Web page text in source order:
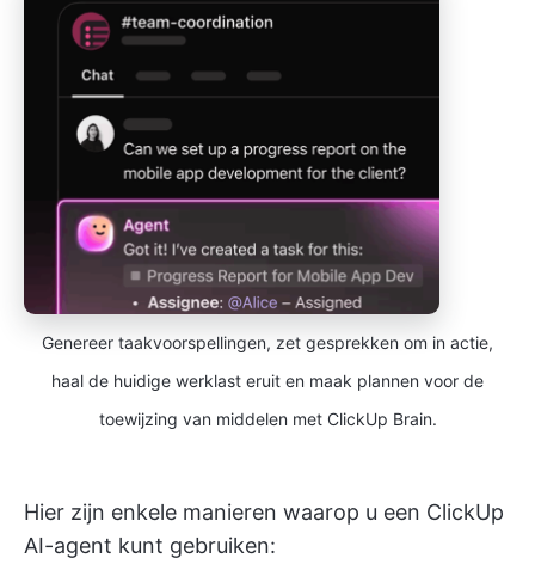
Genereer taakvoorspellingen, zet gesprekken om in actie,
haal de huidige werklast eruit en maak plannen voor de
toewijzing van middelen met ClickUp Brain.
Hier zijn enkele manieren waarop u een ClickUp
AI-agent kunt gebruiken: